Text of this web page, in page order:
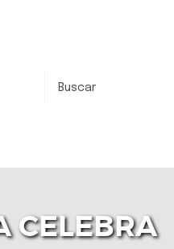
CELEBRA